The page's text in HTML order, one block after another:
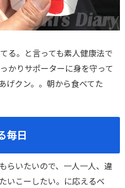
る。と言っても素人健康法で
かりサポーターに身を守って
げクン。。朝から食べてた
毎日
らいたいので、一人一人、違
いこーしたい。に応えるべ